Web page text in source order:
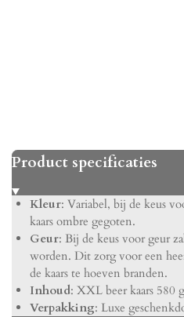
Product specificaties
Kleur: Variabel, bij de keus
kaars ombre gegoten.
Geur: Bij de keus voor geur
worden. Dit zorg voor een
de kaars te hoeven branden.
Inhoud: XXL beer kaars 580
Verpakking: Luxe